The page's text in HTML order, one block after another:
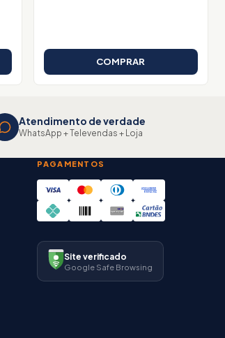
COMPRAR
Atendimento de verdade
WhatsApp + Televendas + Loja
PAGAMENTOS
Site verificado
Google Safe Browsing